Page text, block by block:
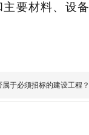
要材料、设备
于必须招标的建设工程？